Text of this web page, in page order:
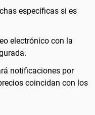
específicas si es
electrónico con la
notificaciones por
coincidan con los